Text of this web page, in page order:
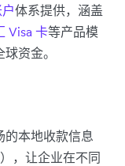
体系提供，涵盖
Visa 卡等产品模
资金。
的本地收款信息
，让企业在不同